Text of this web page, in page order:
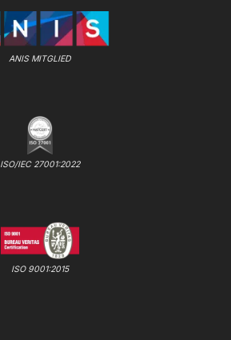
ANIS MITGLIED
ISO/IEC 27001:2022
ISO 9001:2015